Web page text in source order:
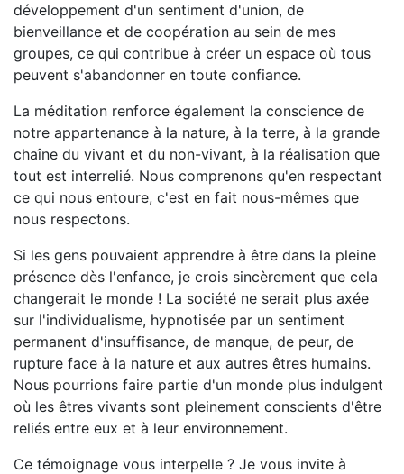
développement d'un sentiment d'union, de
bienveillance et de coopération au sein de mes
groupes, ce qui contribue à créer un espace où tous
peuvent s'abandonner en toute confiance.
La méditation renforce également la conscience de
notre appartenance à la nature, à la terre, à la grande
chaîne du vivant et du non-vivant, à la réalisation que
tout est interrelié. Nous comprenons qu'en respectant
ce qui nous entoure, c'est en fait nous-mêmes que
nous respectons.
Si les gens pouvaient apprendre à être dans la pleine
présence dès l'enfance, je crois sincèrement que cela
changerait le monde ! La société ne serait plus axée
sur l'individualisme, hypnotisée par un sentiment
permanent d'insuffisance, de manque, de peur, de
rupture face à la nature et aux autres êtres humains.
Nous pourrions faire partie d'un monde plus indulgent
où les êtres vivants sont pleinement conscients d'être
reliés entre eux et à leur environnement.
Ce témoignage vous interpelle ? Je vous invite à